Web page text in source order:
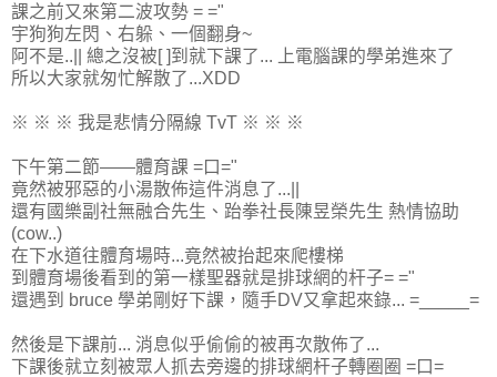
課之前又來第二波攻勢 = ="
宇狗狗左閃、右躲、一個翻身~
阿不是..|| 總之沒被[ ]到就下課了... 上電腦課的學弟進來了
所以大家就匆忙解散了...XDD
※ ※ ※ 我是悲情分隔線 TvT ※ ※ ※
下午第二節——體育課 =口="
竟然被邪惡的小湯散佈這件消息了...||
還有國樂副社無融合先生、跆拳社長陳昱榮先生 熱情協助
(cow..)
在下水道往體育場時...竟然被抬起來爬樓梯
到體育場後看到的第一樣聖器就是排球網的杆子= ="
還遇到 bruce 學弟剛好下課，隨手DV又拿起來錄... =_____=
然後是下課前... 消息似乎偷偷的被再次散佈了...
下課後就立刻被眾人抓去旁邊的排球網杆子轉圈圈 =口=